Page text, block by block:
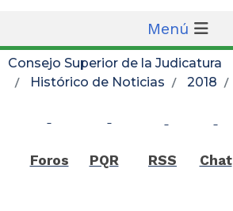
Menú
Consejo Superior de la Judicatura
Histórico de Noticias
2018
Foros PQR RSS Chat